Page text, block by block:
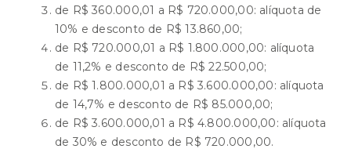
de R$ 360.000,01 a R$ 720.000,00: alíquota de
10% e desconto de R$ 13.860,00;
de R$ 720.000,01 a R$ 1.800.000,00: alíquota
de 11,2% e desconto de R$ 22.500,00;
de R$ 1.800.000,01 a R$ 3.600.000,00: alíquota
de 14,7% e desconto de R$ 85.000,00;
de R$ 3.600.000,01 a R$ 4.800.000,00: alíquota
de 30% e desconto de R$ 720.000,00.